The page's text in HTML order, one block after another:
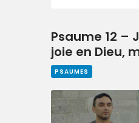
Psaume 12 –
joie en Dieu,
PSAUMES